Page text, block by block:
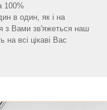
100%
в один, як і на
з Вами зв'яжеться наш
на всі цікаві Вас